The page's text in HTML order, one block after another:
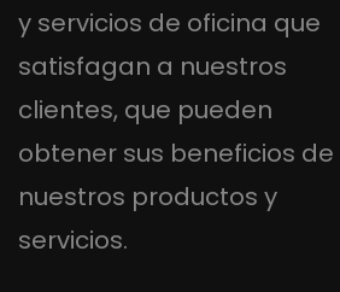
y servicios de oficina que
satisfagan a nuestros
clientes, que pueden
obtener sus beneficios de
nuestros productos y
servicios.